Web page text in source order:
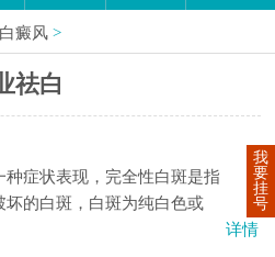
癜风 >
祛白
症状表现，完全性白斑是指
的白斑，白斑为纯白色或
详情
我
要
挂
号